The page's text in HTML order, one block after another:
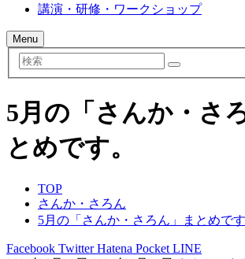
講演・研修・ワークショップ
Menu
検
索
5月の「さんか・さ
とめです。
TOP
さんか・さろん
5月の「さんか・さろん」まとめです
Facebook TwitterHatena Pocket LINE